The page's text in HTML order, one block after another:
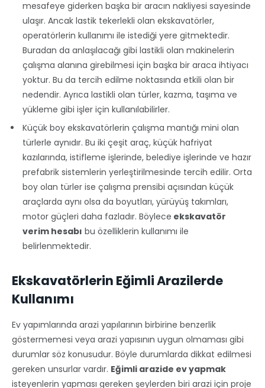
mesafeye giderken başka bir aracın nakliyesi sayesinde
ulaşır. Ancak lastik tekerlekli olan ekskavatörler,
operatörlerin kullanımı ile istediği yere gitmektedir.
Buradan da anlaşılacağı gibi lastikli olan makinelerin
çalışma alanına girebilmesi için başka bir araca ihtiyacı
yoktur. Bu da tercih edilme noktasında etkili olan bir
nedendir. Ayrıca lastikli olan türler, kazma, taşıma ve
yükleme gibi işler için kullanılabilirler.
Küçük boy ekskavatörlerin çalışma mantığı mini olan
türlerle aynıdır. Bu iki çeşit araç, küçük hafriyat
kazılarında, istifleme işlerinde, belediye işlerinde ve hazır
prefabrik sistemlerin yerleştirilmesinde tercih edilir. Orta
boy olan türler ise çalışma prensibi açısından küçük
araçlarda aynı olsa da boyutları, yürüyüş takımları,
motor güçleri daha fazladır. Böylece ekskavatör
verim hesabı bu özelliklerin kullanımı ile
belirlenmektedir.
Ekskavatörlerin Eğimli Arazilerde
Kullanımı
Ev yapımlarında arazi yapılarının birbirine benzerlik
göstermemesi veya arazi yapısının uygun olmaması gibi
durumlar söz konusudur. Böyle durumlarda dikkat edilmesi
gereken unsurlar vardır. Eğimli arazide ev yapmak
isteyenlerin yapması gereken şeylerden biri arazi için proje